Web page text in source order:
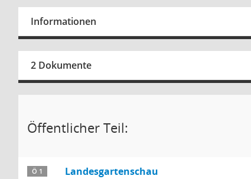
Informationen
2 Dokumente
Öffentlicher Teil:
Ö 1 Landesgartenschau